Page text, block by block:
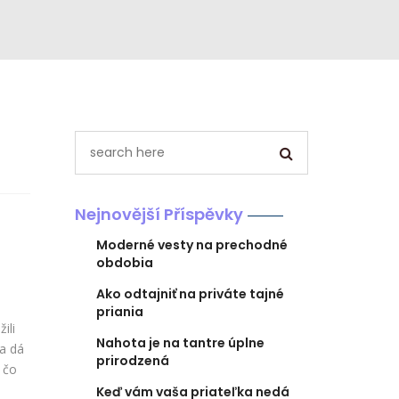
dá
Nejnovější Příspěvky
Moderné vesty na prechodné
obdobia
Ako odtajniť na priváte tajné
priania
Nahota je na tantre úplne
prirodzená
Keď vám vaša priateľka nedá